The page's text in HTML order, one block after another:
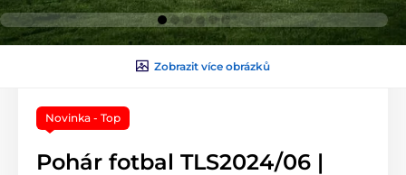
Zobrazit více obrázků
Novinka - Top
Pohár fotbal TLS2024/06 |